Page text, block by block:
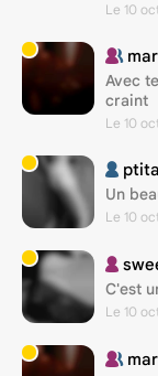
Le 10
Avec
craint
Le 10
Un
Le 10
C'est
Le 10